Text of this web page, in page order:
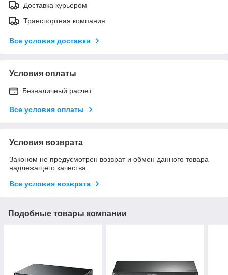
Доставка курьером
Транспортная компания
Все условия доставки
Условия оплаты
Безналичный расчет
Все условия оплаты
Условия возврата
Законом не предусмотрен возврат и обмен данного товара
надлежащего качества
Все условия возврата
Подобные товары компании